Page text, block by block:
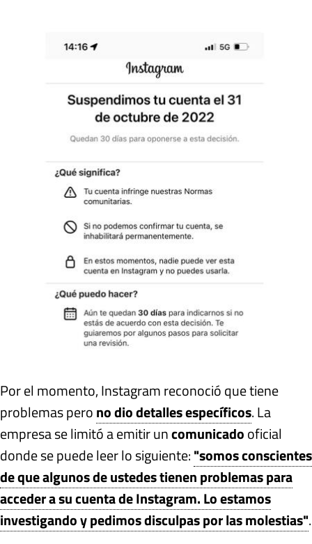
Por el momento, Instagram reconoció que tiene
problemas perono dio detalles específicos. La
empresa se limitó a emitir uncomunicadooficial
donde se puede leer lo siguiente:"somos conscientes
de que algunos de ustedes tienen problemas para
acceder a su cuenta de Instagram. Lo estamos
investigando y pedimos disculpas por las molestias".